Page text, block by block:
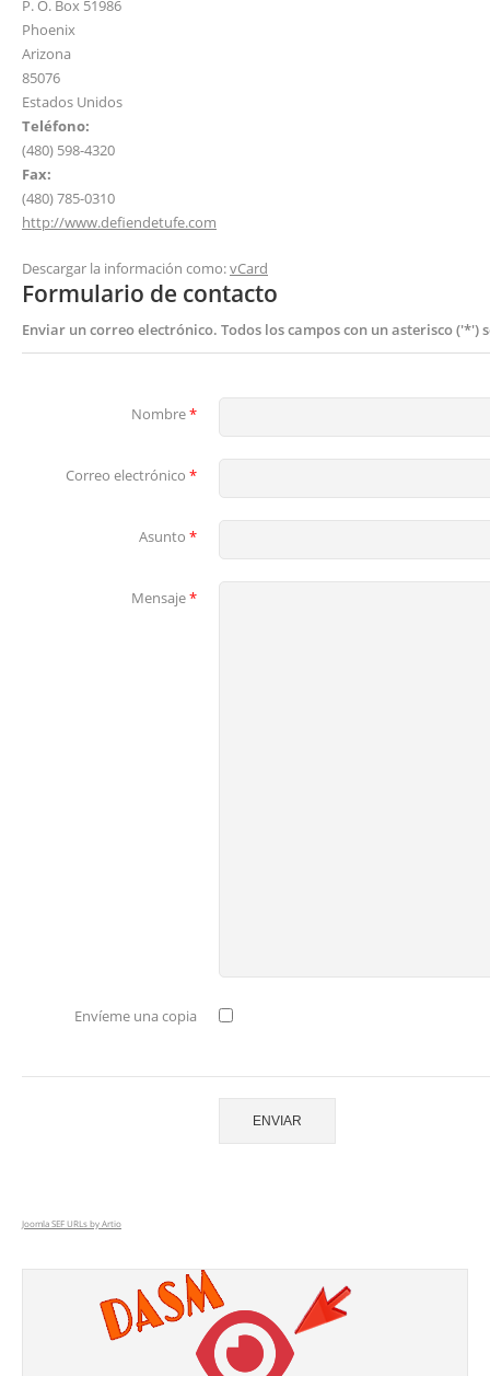
P. O. Box 51986
Phoenix
Arizona
85076
Estados Unidos
Teléfono:
(480) 598-4320
Fax:
(480) 785-0310
http://www.defiendetufe.com
Descargar la información como:vCard
Formulario de contacto
Enviar un correo electrónico. Todos los campos con un asterisco ('*')
Nombre*
Correo electrónico *
Asunto *
Mensaje*
Envíeme una copia
ENVIAR
Joomla SEF URLs by Artio